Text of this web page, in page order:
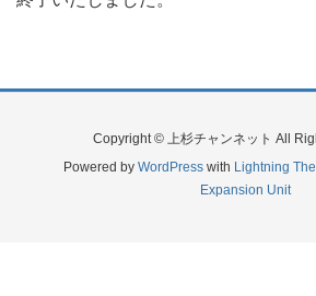
Copyright © 上杉チャンネット All
Powered by WordPresswith Lightning
Expansion Unit